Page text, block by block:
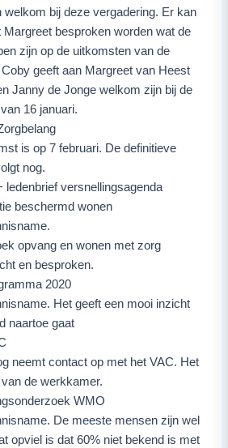
welkom bij deze vergadering. Er kan
Margreet besproken worden wat de
zijn op de uitkomsten van de
geeft aan Margreet van Heest
Janny de Jonge welkom zijn bij de
16 januari.
is op 7 februari. De definitieve
nog.
ledenbrief versnellingsagenda
beschermd wonen
opvang en wonen met zorg
en besproken.
2020
Het geeft een mooi inzicht
naartoe gaat
neemt contact op met het VAC. Het
de werkkamer.
WMO
De meeste mensen zijn wel
opviel is dat 60% niet bekend is met